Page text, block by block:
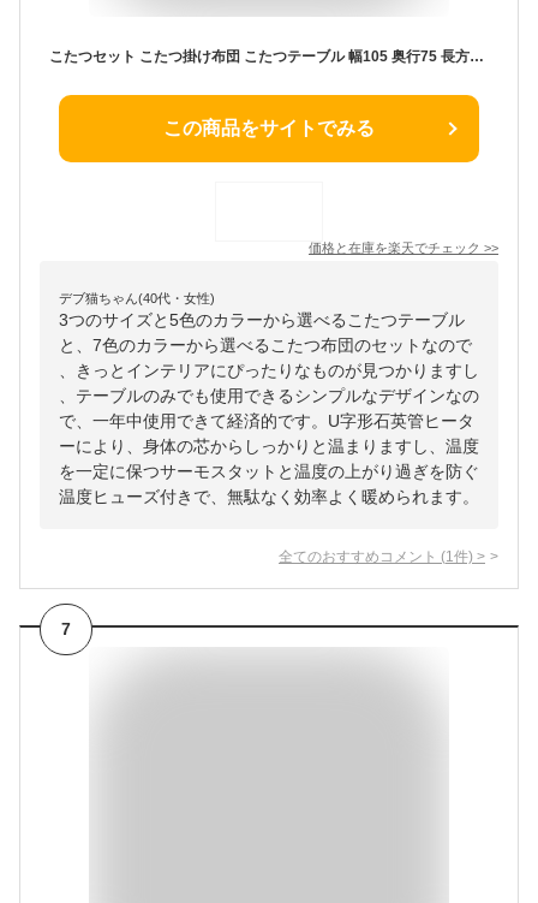
こたつセット こたつ掛け布団 こたつテーブル 幅105 奥行75 長方形 布団セット コンパクト オールシーズン 省スペース電気こたつ おしゃれ テーブル こたつ布団 ふとん 日本製ヒーター 暖房 洗える 掛け布団 木目調 リビング 節電 省エネ 一人暮らし 北欧
この商品をサイトでみる
価格と在庫を楽天でチェック >>
デブ猫ちゃん(40代・女性)
3つのサイズと5色のカラーから選べるこたつテーブル
と、7色のカラーから選べるこたつ布団のセットなので
、きっとインテリアにぴったりなものが見つかりますし
、テーブルのみでも使用できるシンプルなデザインなの
で、一年中使用できて経済的です。U字形石英管ヒータ
ーにより、身体の芯からしっかりと温まりますし、温度
を一定に保つサーモスタットと温度の上がり過ぎを防ぐ
温度ヒューズ付きで、無駄なく効率よく暖められます。
全てのおすすめコメント (1 件) >
7